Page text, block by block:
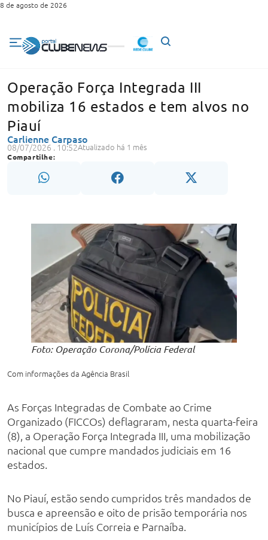
8 de agosto de 2026
Operação Força Integrada III
mobiliza 16 estados e tem alvos no
Piauí
Carlienne Carpaso
08/07/2026 . 10:52Atualizado há 1 mês
Compartilhe:
Foto: Operação Corona/Polícia Federal
Com informações da Agência Brasil
As Forças Integradas de Combate ao Crime
Organizado (FICCOs) deflagraram, nesta quarta-feira
(8), a Operação Força Integrada III, uma mobilização
nacional que cumpre mandados judiciais em 16
estados.
No Piauí, estão sendo cumpridos três mandados de
busca e apreensão e oito de prisão temporária nos
municípios de Luís Correia e Parnaíba.